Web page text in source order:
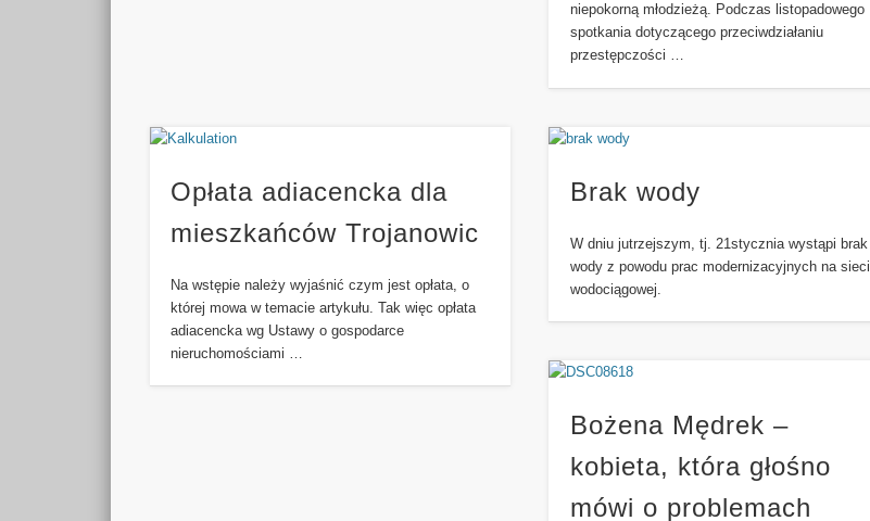
niepokorną młodzieżą. Podczas listopadowego
spotkania dotyczącego przeciwdziałaniu
przestępczości …
Opłata adiacencka dla
mieszkańców Trojanowic
Na wstępie należy wyjaśnić czym jest opłata, o
której mowa w temacie artykułu. Tak więc opłata
adiacencka wg Ustawy o gospodarce
nieruchomościami …
Brak wody
W dniu jutrzejszym, tj. 21stycznia wystąpi brak
wody z powodu prac modernizacyjnych na sieci
wodociągowej.
Bożena Mędrek –
kobieta, która głośno
mówi o problemach